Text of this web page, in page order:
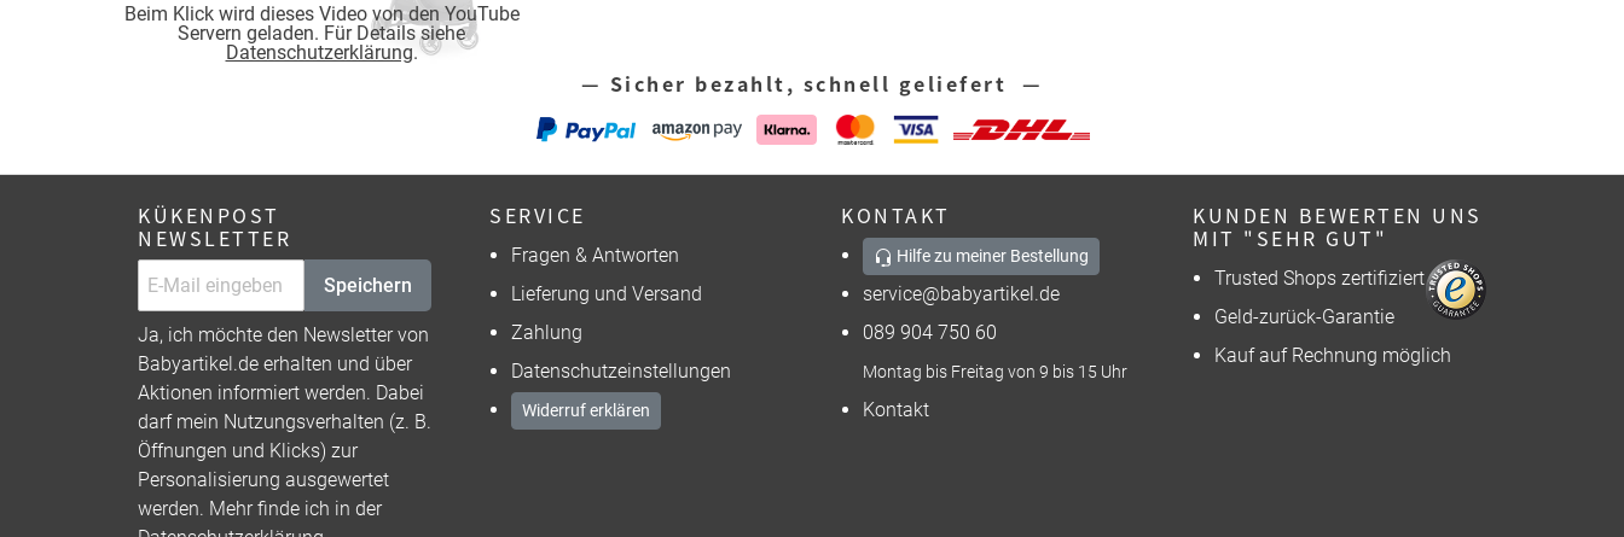
Beim Klick wird dieses Video von den YouTube
Servern geladen. Für Details siehe
Datenschutzerklärung.
— Sicher bezahlt, schnell geliefert —
KÜKENPOST
NEWSLETTER
Speichern
Ja, ich möchte den Newsletter von
Babyartikel.de erhalten und über
Aktionen informiert werden. Dabei
darf mein Nutzungsverhalten (z. B.
Öffnungen und Klicks) zur
Personalisierung ausgewertet
werden. Mehr finde ich in der
SERVICE
Fragen & Antworten
Lieferung und Versand
Zahlung
Datenschutzeinstellungen
Widerruf erklären
KONTAKT
Hilfe zu meiner Bestellung
service@babyartikel.de
089 904 750 60
Montag bis Freitag von 9 bis 15 Uhr
Kontakt
KUNDEN BEWERTEN UNS
MIT "SEHR GUT"
Trusted Shops zertifiziert
Geld-zurück-Garantie
Kauf auf Rechnung möglich